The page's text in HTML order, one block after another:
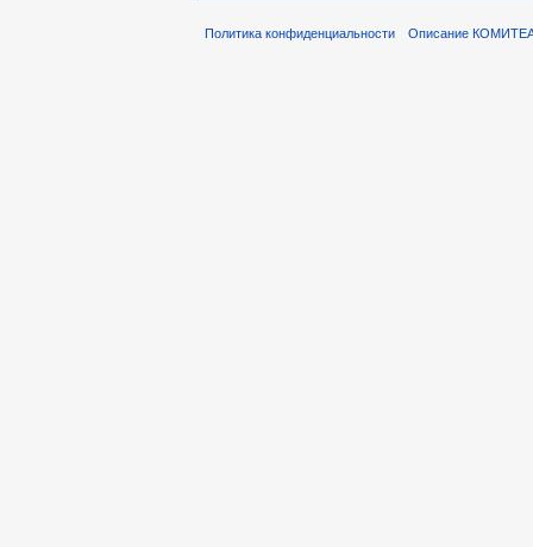
Политика конфиденциальности Описание